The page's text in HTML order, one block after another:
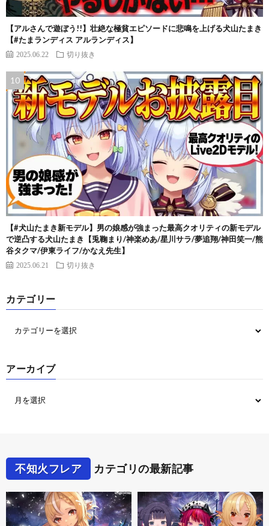
【アルさんで遊ぼう!!】壮絶な極貧エピソードに悲鳴を上げる犬山たまき
【#たまランディス アルランディス】
2025.06.22 切り抜き
【#犬山たまき新モデル】男の娘感が強まった最高クオリティの新モデル
で逆凸する犬山たまき【兎鞠まり/神楽めあ/星川サラ/夢追翔/神田笑一/熊
谷タクマ/伊東ライフ/かなえ先生】
2025.06.21 切り抜き
カテゴリー
アーカイブ
不知火フレア カテゴリの最新記事